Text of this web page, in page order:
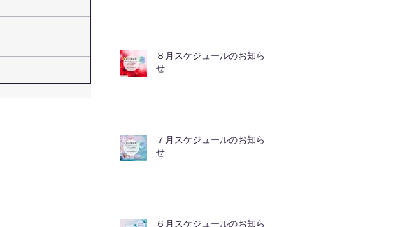
８月スケジュールのお知ら
せ
７月スケジュールのお知ら
せ
６月スケジュールのお知ら